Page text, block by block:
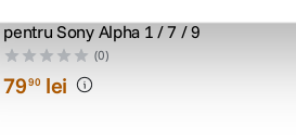
pentru Sony Alpha 1 / 7 / 9
(0)
7990 lei